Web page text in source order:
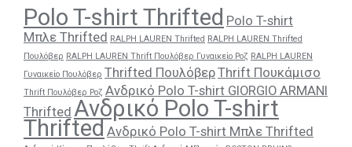
Polo T-shirt Thrifted Polo T-shirt
Μπλε Thrifted RALPH LAUREN Thrifted RALPH LAUREN Thrifted
Πουλόβερ RALPH LAUREN Thrift Πουλόβερ Γυναικείο Ροζ RALPH LAUREN
Γυναικείο Πουλόβερ Thrifted ΠουλόβερThrift Πουκάμισο
Thrift Πουλόβερ Ροζ Ανδρικό Polo T-shirt GIORGIO ARMANI
Thrifted Ανδρικό Polo T-shirt
ThriftedΑνδρικό Polo T-shirt Μπλε Thrifted